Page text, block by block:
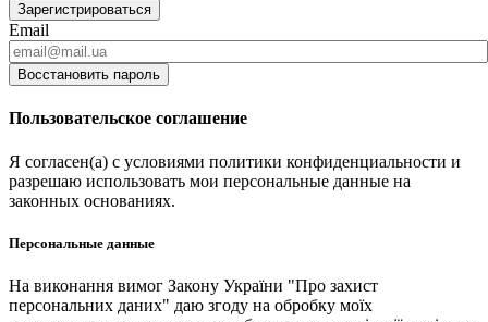
Зарегистрироваться
Email
Восстановить пароль
Пользовательское соглашение
Я согласен(а) с условиями политики конфиденциальности и
разрешаю использовать мои персональные данные на
законных основаниях.
Персональные данные
На виконання вимог Закону України "Про захист
персональних даних" даю згоду на обробку моїх